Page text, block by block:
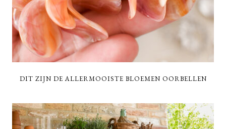
DIT ZIJN DE ALLERMOOISTE BLOEMEN OORBELLEN